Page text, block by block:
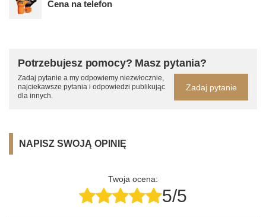
Cena na telefon
Potrzebujesz pomocy? Masz pytania?
Zadaj pytanie a my odpowiemy niezwłocznie,
najciekawsze pytania i odpowiedzi publikując
dla innych.
Zadaj pytanie
NAPISZ SWOJĄ OPINIĘ
Twoja ocena:
5/5